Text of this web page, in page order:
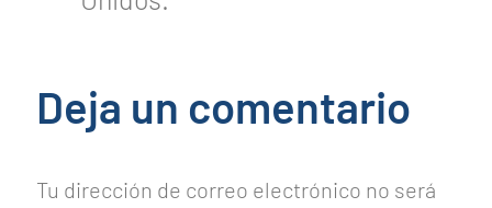
Deja un comentario
Tu dirección de correo electrónico no será